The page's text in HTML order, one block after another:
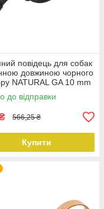
повідець для собак
довжиною чорного
NATURAL GA 10 mm
cm
до відправки
566,25 ₴
Купити